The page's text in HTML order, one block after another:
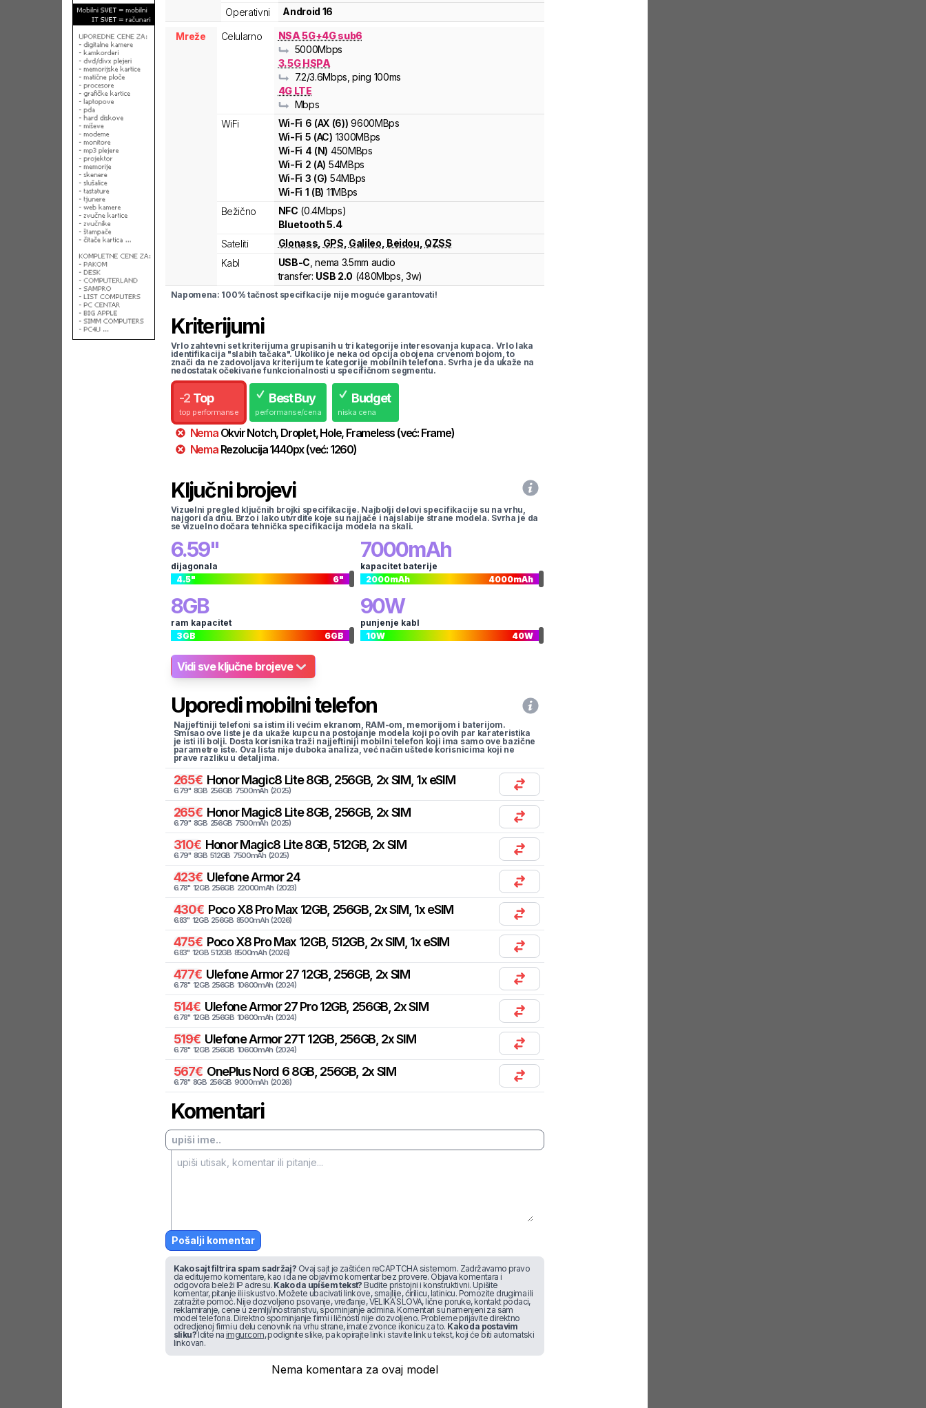
Operativni
Android 16
Mreže Celularno
NSA 5G+4G sub6
5000Mbps
3.5G HSPA
7.2/3.6Mbps , ping 100ms
4G LTE
Mbps
WiFi
Wi-Fi 6 (AX (6)) 9600MBps
Wi-Fi 5 (AC) 1300MBps
Wi-Fi 4 (N) 450MBps
Wi-Fi 2 (A) 54MBps
Wi-Fi 3 (G) 54MBps
Wi-Fi 1 (B) 11MBps
Bežično
NFC (0.4Mbps)
Bluetooth 5.4
Sateliti
Glonass GPS Galileo Beidou QZSS
Kabl
USB-C , nema 3.5mm audio
transfer: USB 2.0 (480Mbps,3w)
Napomena: 100% tačnost specifkacije nije moguće garantovati!
Kriterijumi
Vrlo zahtevni set kriterijuma grupisanih u tri kategorije interesovanja kupaca. Vrlo laka
identifikacija "slabih tačaka". Ukoliko je neka od opcija obojena crvenom bojom, to
znači da ne zadovoljava kriterijum te kategorije mobilnih telefona. Svrha je da ukaže na
nedostatak očekivane funkcionalnosti u specifičnom segmentu.
-2 Top
top performanse
Best Buy
performanse/cena
Budget
niska cena
Nema OkvirNotch, Droplet, Hole, Frameless (već: Frame)
Nema Rezolucija1440px(već: 1260)
Ključni brojevi
Vizuelni pregled ključnih brojki specifikacije. Najbolji delovi specifikacije su na vrhu,
najgori da dnu. Brzo i lako utvrdite koje su najjače i najslabije strane modela. Svrha je da
se vizuelno dočara tehnička specifikacija modela na skali.
6.59"
dijagonala
4.5" 6"
7000mAh
kapacitet baterije
2000mAh 4000mAh
8GB
ram kapacitet
3GB 6GB
90W
punjenje kabl
10W 40W
Vidi sve ključne brojeve
Uporedi mobilni telefon
Najjeftiniji telefoni sa istim ili većim ekranom, RAM-om, memorijom i baterijom.
Smisao ove liste je da ukaže kupcu na postojanje modela koji po ovih par karateristika
je isti ili bolji. Dosta korisnika traži najjeftiniji mobilni telefon koji ima samo ove bazične
parametre iste. Ova lista nije duboka analiza, već način uštede korisnicima koji ne
prave razliku u detaljima.
265€ Honor Magic8 Lite 8GB, 256GB, 2x SIM, 1x eSIM
6.79" 8GB 256GB 7500mAh (2025)
265€ Honor Magic8 Lite 8GB, 256GB, 2x SIM
6.79" 8GB 256GB 7500mAh (2025)
310€ Honor Magic8 Lite 8GB, 512GB, 2x SIM
6.79" 8GB 512GB 7500mAh (2025)
423€ UlefoneArmor 24
6.78" 12GB 256GB 22000mAh (2023)
430€ Poco X8 Pro Max 12GB, 256GB, 2x SIM, 1x eSIM
6.83" 12GB 256GB 8500mAh (2026)
475€ Poco X8 Pro Max 12GB, 512GB, 2x SIM, 1x eSIM
6.83" 12GB 512GB 8500mAh (2026)
477€ UlefoneArmor 27 12GB, 256GB, 2x SIM
6.78" 12GB 256GB 10600mAh (2024)
514€ UlefoneArmor 27 Pro 12GB, 256GB, 2x SIM
6.78" 12GB 256GB 10600mAh (2024)
519€ UlefoneArmor 27T 12GB, 256GB, 2x SIM
6.78" 12GB 256GB 10600mAh (2024)
567€ OnePlus Nord 6 8GB, 256GB, 2x SIM
6.78" 8GB 256GB 9000mAh (2026)
Komentari
Pošalji komentar
Kako sajt filtrira spam sadržaj? Ovaj sajt je zaštićen reCAPTCHA sistemom. Zadržavamo pravo
da editujemo komentare, kao i da ne objavimo komentar bez provere. Objava komentara i
odgovora beleži IP adresu. Kako da upišem tekst? Budite pristojni i konstruktivni. Upišite
komentar, pitanje ili iskustvo. Možete ubacivati linkove, smajlije, ćirilicu, latinicu. Pomozite drugima ili
zatražite pomoć. Nije dozvoljeno psovanje, vređanje, VELIKA SLOVA, lične poruke, kontakt podaci,
reklamiranje, cene u zemlji/inostranstvu, spominjanje admina. Komentari su namenjeni za sam
model telefona. Direktno spominjanje firmi i ličnosti nije dozvoljeno. Probleme prijavite direktno
odredjenoj firmi u delu cenovnik na vrhu strane, imate zvonce ikonicu za to. Kako da postavim
sliku?Idite na imgur.com, podignite slike, pa kopirajte link i stavite link u tekst, koji će biti automatski
linkovan.
Nema komentara za ovaj model